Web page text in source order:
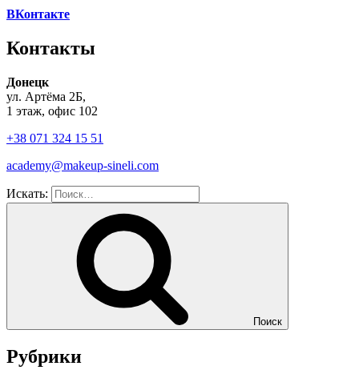
ВКонтакте
Контакты
Донецк
ул. Артёма 2Б,
1 этаж, офис 102
+38 071 324 15 51
academy@makeup-sineli.com
Искать:
Поиск
Рубрики